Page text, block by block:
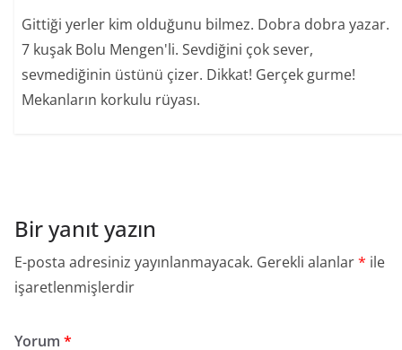
Gittiği yerler kim olduğunu bilmez. Dobra dobra yazar.
7 kuşak Bolu Mengen'li. Sevdiğini çok sever,
sevmediğinin üstünü çizer. Dikkat! Gerçek gurme!
Mekanların korkulu rüyası.
Bir yanıt yazın
E-posta adresiniz yayınlanmayacak. Gerekli alanlar* ile
işaretlenmişlerdir
Yorum *